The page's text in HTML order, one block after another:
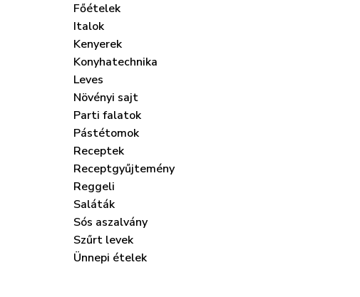
Barackos kosárkák
Főételek
Italok
Kenyerek
Konyhatechnika
Leves
Növényi sajt
Parti falatok
Pástétomok
Receptek
Receptgyűjtemény
Reggeli
Saláták
Sós aszalvány
Szűrt levek
Ünnepi ételek